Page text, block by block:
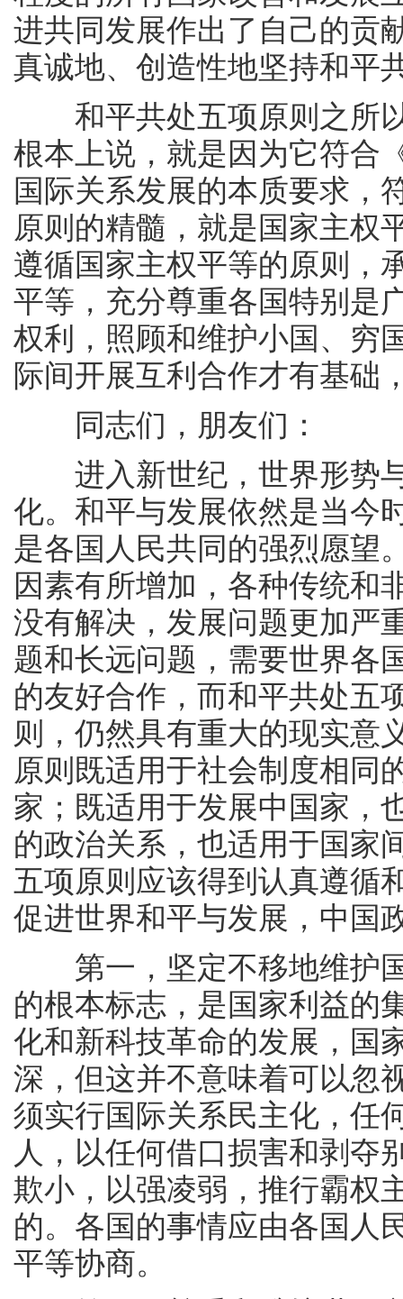
进共同发展作出了自己的贡
真诚地、创造性地坚持和平
和平共处五项原则之所以
根本上说，就是因为它符合
国际关系发展的本质要求，
原则的精髓，就是国家主权
遵循国家主权平等的原则，
平等，充分尊重各国特别是
权利，照顾和维护小国、穷
际间开展互利合作才有基础
同志们，朋友们：
进入新世纪，世界形势与
化。和平与发展依然是当今
是各国人民共同的强烈愿望
因素有所增加，各种传统和
没有解决，发展问题更加严
题和长远问题，需要世界各
的友好合作，而和平共处五
则，仍然具有重大的现实意
原则既适用于社会制度相同
家；既适用于发展中国家，
的政治关系，也适用于国家
五项原则应该得到认真遵循
促进世界和平与发展，中国
第一，坚定不移地维护国
的根本标志，是国家利益的
化和新科技革命的发展，国
深，但这并不意味着可以忽
须实行国际关系民主化，任
人，以任何借口损害和剥夺
欺小，以强凌弱，推行霸权
的。各国的事情应由各国人
平等协商。